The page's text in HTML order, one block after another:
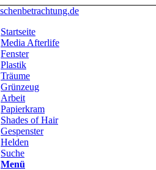
Startseite
Media Afterlife
Fenster
Plastik
Träume
Grünzeug
Arbeit
Papierkram
Shades of Hair
Gespenster
Helden
Suche
Menü